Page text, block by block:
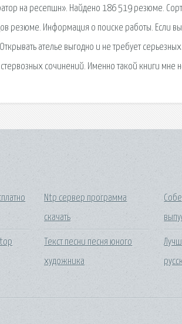
на ресепшн». Найдено 186 519 резюме.
резюме. Информация о поиске работы. Если
ателье выгодно и не требует
сочинений. Именно такой книги мне
Ntp сервер программа
скачать
Текст песни песня юного
художника